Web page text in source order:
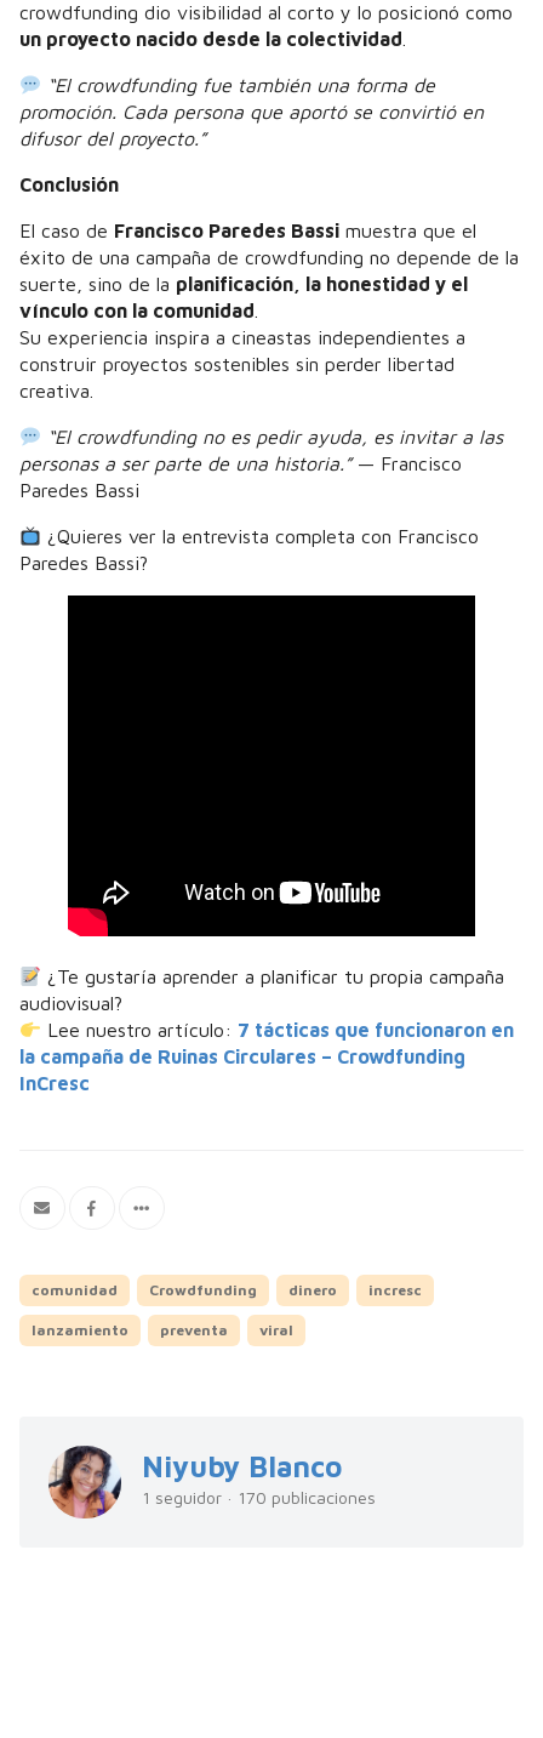
crowdfunding dio visibilidad al corto y lo posicionó como
un proyecto nacido desde la colectividad
“El crowdfunding fue también una forma de
promoción. Cada persona que aportó se convirtió en
difusor del proyecto.”
Conclusión
El caso de Francisco Paredes Bassi muestra que el
éxito de una campaña de crowdfunding no depende de la
suerte, sino de la planificación, la honestidad y el
vínculo con la comunidad
Su experiencia inspira a cineastas independientes a
construir proyectos sostenibles sin perder libertad
creativa.
“El crowdfunding no es pedir ayuda, es invitar a las
personas a ser parte de una historia.”— Francisco
Paredes Bassi
¿Quieres ver la entrevista completa con Francisco
Paredes Bassi?
¿Te gustaría aprender a planificar tu propia campaña
audiovisual?
Lee nuestro artículo: 7 tácticas que funcionaron en
la campaña de Ruinas Circulares – Crowdfunding
InCresc
comunidad Crowdfunding dinero incresc
lanzamiento preventa viral
Niyuby Blanco
1 seguidor · 170 publicaciones